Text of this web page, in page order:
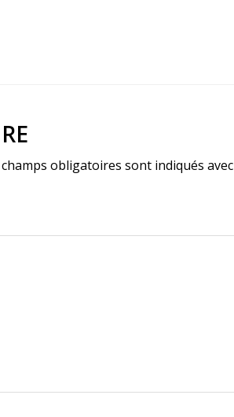
champs obligatoires sont indiqués avec